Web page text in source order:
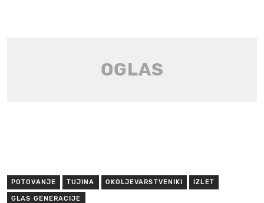
POTOVANJE TUJINA OKOLJEVARSTVENIKI IZLET
GLAS GENERACIJE